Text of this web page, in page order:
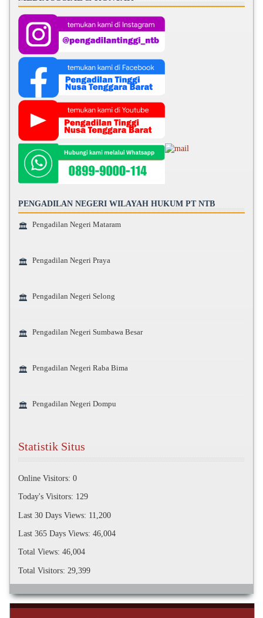
PENGADILAN NEGERI WILAYAH HUKUM PT NTB
🏛️ Pengadilan Negeri Mataram
🏛️ Pengadilan Negeri Praya
🏛️ Pengadilan Negeri Selong
🏛️ Pengadilan Negeri Sumbawa Besar
🏛️ Pengadilan Negeri Raba Bima
🏛️ Pengadilan Negeri Dompu
Statistik Situs
Online Visitors:0
Today's Visitors: 129
Last 30 Days Views: 11,200
Last 365 Days Views:46,004
Total Views:46,004
Total Visitors: 29,399